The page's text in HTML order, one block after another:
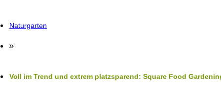
Naturgarten
»
Voll im Trend und extrem platzsparend: Square Food